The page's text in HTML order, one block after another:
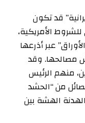
قد تكون
الأمريكية،
عبر أذرعها
مصالحها. وقد
منهم الرئيس
من “الحشد
الهشة بين